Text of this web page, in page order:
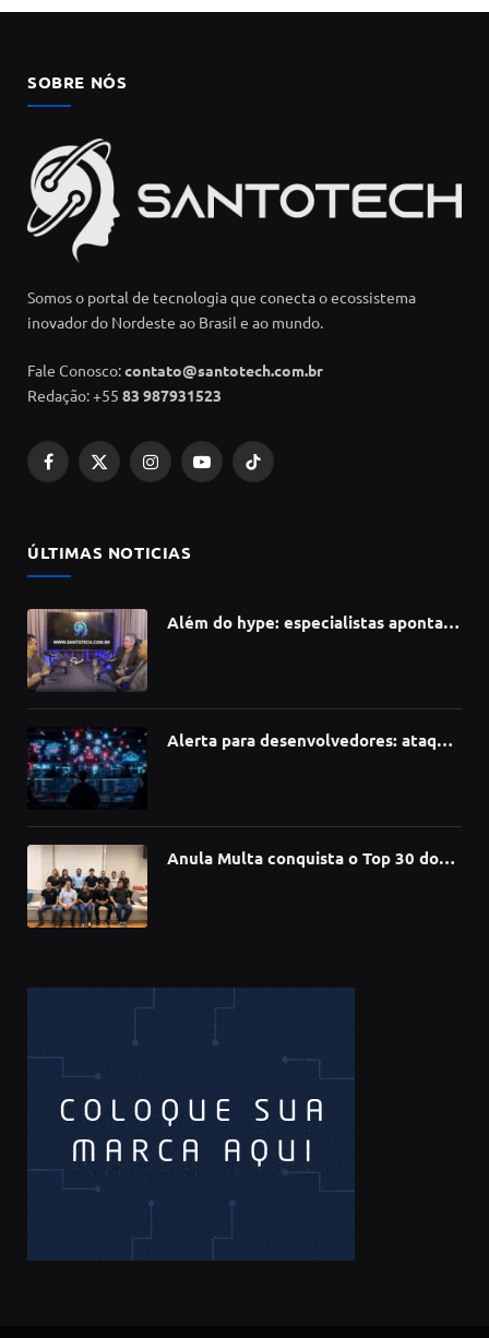
SOBRE NÓS
Somos o portal de tecnologia que conecta o ecossistema
inovador do Nordeste ao Brasil e ao mundo.
Fale Conosco:contato@santotech.com.br
Redação: +55 83 987931523
Facebook
X
InstagramYouTubeTikTok
ÚLTIMAS NOTICIAS
Além do hype: especialistas apontam
Alerta para desenvolvedores: ataque
Anula Multa conquista o Top 30 do